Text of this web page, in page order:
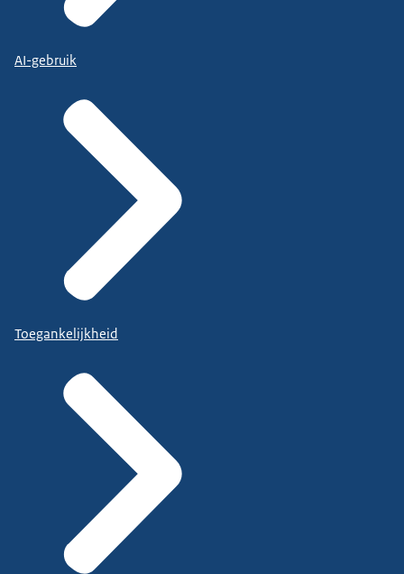
AI-gebruik
Toegankelijkheid